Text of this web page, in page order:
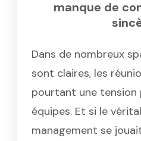
manque de
Dans de nombreux
sont claires, les
pourtant une tension
équipes. Et si le
management se